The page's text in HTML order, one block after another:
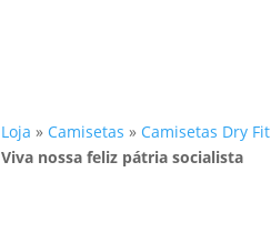
Loja » Camisetas » Camisetas Dry Fit
Viva nossa feliz pátria socialista